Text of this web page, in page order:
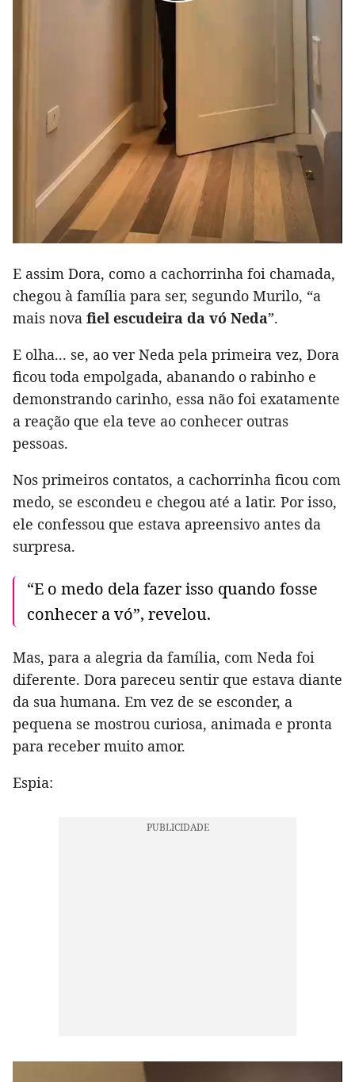
E assim Dora, como a cachorrinha foi chamada,
chegou à família para ser, segundo Murilo, “a
mais nova fiel escudeira da vó Neda”.
E olha... se, ao ver Neda pela primeira vez, Dora
ficou toda empolgada, abanando o rabinho e
demonstrando carinho, essa não foi exatamente
a reação que ela teve ao conhecer outras
pessoas.
Nos primeiros contatos, a cachorrinha ficou com
medo, se escondeu e chegou até a latir. Por isso,
ele confessou que estava apreensivo antes da
surpresa.
“E o medo dela fazer isso quando fosse
conhecer a vó”, revelou.
Mas, para a alegria da família, com Neda foi
diferente. Dora pareceu sentir que estava diante
da sua humana. Em vez de se esconder, a
pequena se mostrou curiosa, animada e pronta
para receber muito amor.
Espia: